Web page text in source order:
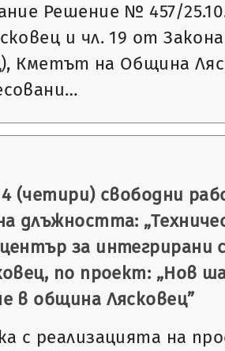
Решение № 457/
и чл. 19 от
Кметът на Община
(четири) свободни
длъжността:
за интегрирани
по проект: „Нов
в община Лясковец”
с реализацията на